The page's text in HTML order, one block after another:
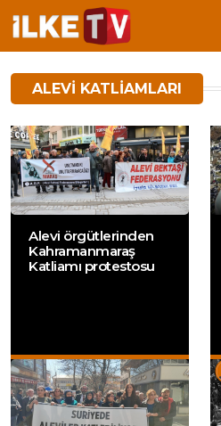
ALEVI KATLIAMLARI
Alevi örgütlerinden
Kahramanmaraş
Katliamı protestosu